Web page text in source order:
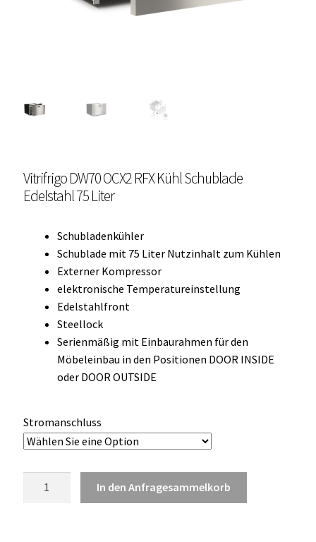
Einbau Kühlmöbel, externer Kompressor, Front:
Kühl- Gefrierkombinationen
Weinkühlschränke
Kühlkassetten
Kühl-/ Gefrierboxen tragbar
OCX 2 Serie
Geräte Optionen
Wissenswertes
Konfigurator
Vitrifrigo DW70 OCX2 RFX Kühl Schublade
Edelstahl 75 Liter
Schubladenkühler
Schublade mit 75 Liter Nutzinhalt zum Kühlen
Externer Kompressor
elektronische Temperatureinstellung
Edelstahlfront
Steellock
Serienmäßig mit Einbaurahmen für den
Möbeleinbau in den Positionen DOOR INSIDE
oder DOOR OUTSIDE
Stromanschluss
In den Anfragesammelkorb